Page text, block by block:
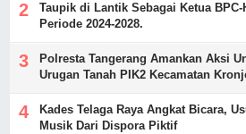
Taupik di Lantik Sebagai Ketua
Periode 2024-2028.
Polresta Tangerang Amankan Aksi
Urugan Tanah PIK2 Kecamatan
Kades Telaga Raya Angkat Bicara,
Musik Dari Dispora Piktif